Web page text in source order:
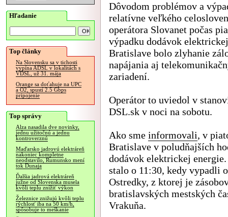
Hľadanie
Top články
Na Slovensku sa v tichosti
vypína ADSL v lokalitách s
VDSL, už 31. mája
Orange sa doťahuje na UPC
a O2, spustí 2.5 Gbps
pripojenie
Top správy
Alza nasadila dve novinky,
jednu užitočnú a jednu
kontroverznú
Maďarsko jadrovú elektráreň
nakoniec kompletne
neodstavilo, Rumunsko mení
tok Dunaja
Ďalšia jadrová elektráreň
južne od Slovenska musela
kvôli teplu znížiť výkon
Železnice znižujú kvôli teplu
rýchlosť iba na 50 km/h,
spôsobuje to meškanie
Dôvodom problémov a
relatívne veľkého
operátora Slovanet počas
výpadku dodávok
Bratislave bolo zlyhanie
napájania aj
zariadení.
Operátor to uviedol v
DSL.sk v noci na sobotu.
Ako sme informovali, v
Bratislave v poludňajších
dodávok elektrickej
stalo o 11:30, kedy vypadli
Ostredky, z ktorej je
bratislavských mestských
Vrakuňa.